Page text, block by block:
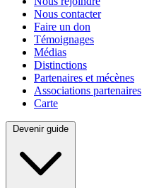
Nous contacter
Faire un don
Témoignages
Médias
Distinctions
Partenaires et mécènes
Associations partenaires
Carte
Devenir guide